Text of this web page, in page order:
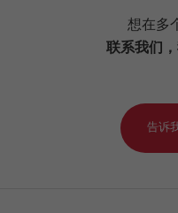
想在多
联系我们
告诉